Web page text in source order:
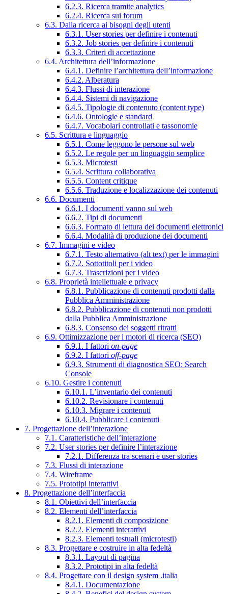
6.2.3. Ricerca tramite analytics
6.2.4. Ricerca sui forum
6.3. Dalla ricerca ai bisogni degli utenti
6.3.1. User stories per definire i contenuti
6.3.2. Job stories per definire i contenuti
6.3.3. Criteri di accettazione
6.4. Architettura dell’informazione
6.4.1. Definire l’architettura dell’informazione
6.4.2. Alberatura
6.4.3. Flussi di interazione
6.4.4. Sistemi di navigazione
6.4.5. Tipologie di contenuto (content type)
6.4.6. Ontologie e standard
6.4.7. Vocabolari controllati e tassonomie
6.5. Scrittura e linguaggio
6.5.1. Come leggono le persone sul web
6.5.2. Le regole per un linguaggio semplice
6.5.3. Microtesti
6.5.4. Scrittura collaborativa
6.5.5. Content critique
6.5.6. Traduzione e localizzazione dei contenuti
6.6. Documenti
6.6.1. I documenti vanno sul web
6.6.2. Tipi di documenti
6.6.3. Formato di lettura dei documenti elettronici
6.6.4. Modalità di produzione dei documenti
6.7. Immagini e video
6.7.1. Testo alternativo (alt text) per le immagini
6.7.2. Sottotitoli per i video
6.7.3. Trascrizioni per i video
6.8. Proprietà intellettuale e privacy
6.8.1. Pubblicazione di contenuti prodotti dalla
Pubblica Amministrazione
6.8.2. Pubblicazione di contenuti non prodotti
dalla Pubblica Amministrazione
6.8.3. Consenso dei soggetti ritratti
6.9. Ottimizzazione per i motori di ricerca (SEO)
6.9.1. I fattori on-page
6.9.2. I fattori off-page
6.9.3. Strumenti di diagnostica SEO: Search
Console
6.10. Gestire i contenuti
6.10.1. L’inventario dei contenuti
6.10.2. Revisionare i contenuti
6.10.3. Migrare i contenuti
6.10.4. Pubblicare i contenuti
7. Progettazione dell’interazione
7.1. Caratteristiche dell’interazione
7.2. User stories per definire l’interazione
7.2.1. Differenza tra scenari e user stories
7.3. Flussi di interazione
7.4. Wireframe
7.5. Prototipi interattivi
8. Progettazione dell’interfaccia
8.1. Obiettivi dell’interfaccia
8.2. Elementi dell’interfaccia
8.2.1. Elementi di composizione
8.2.2. Elementi interattivi
8.2.3. Elementi testuali (microtesti)
8.3. Progettare e costruire in alta fedeltà
8.3.1. Layout di pagina
8.3.2. Prototipi in alta fedeltà
8.4. Progettare con il design system .italia
8.4.1. Documentazione